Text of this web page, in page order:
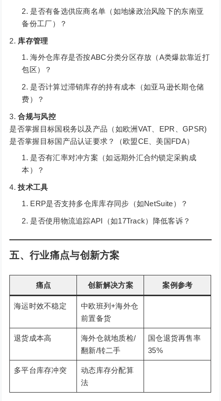
是否有备选供应商名单（如地缘政治风险下的东南亚
备份工厂）？
库存管理
海外仓库存是否按ABC分类分区存放（A类爆款靠近打
包区）？
是否计算过滞销库存的持有成本（如亚马逊长期仓储
费）？
合规与风控
是否掌握目标国税务以及产品（如欧洲VAT、EPR、GPSR)
是否掌握目标国产品认证要求？（欧盟CE、美国FDA）
是否有汇率对冲方案（如远期外汇合约锁定采购成
本）？
技术工具
ERP是否支持多仓库库存同步（如NetSuite）？
是否使用物流追踪API（如17Track）降低客诉？
五、行业痛点与创新方案
痛点 创新解决方案 案例参考
海运时效不稳定
中欧班列+海外仓
前置备货
退货成本高
海外仓就地质检/
翻新/转二手
国仓退货再售率
35%
多平台库存冲突
动态库存分配算
法